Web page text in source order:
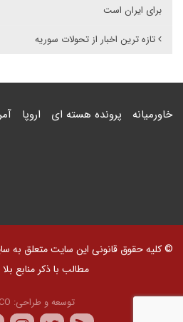
برای ایران است
تازه ترین اخبار از تحولات سوریه
خاورمیانه پرونده هسته ای اروپا
© کلیه حقوق قانونی این سایت متعلق به
مطالب با ذکر منابع
توسعه و طراحی: